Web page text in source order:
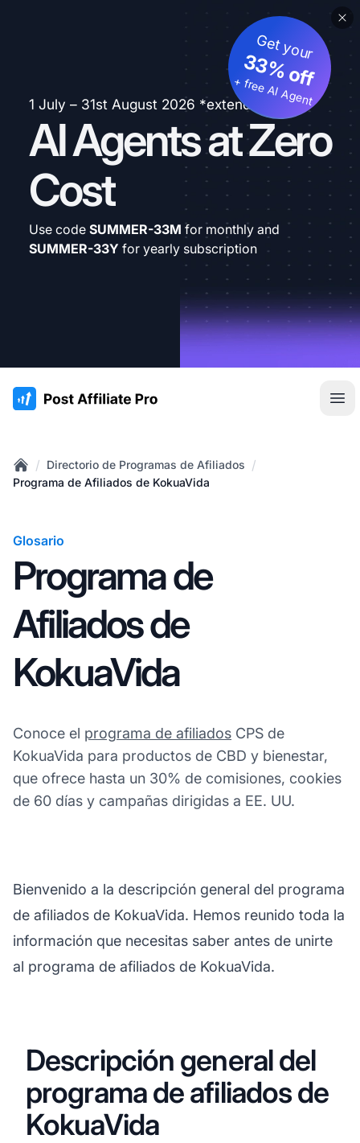
1 July – 31st August 2026 *extended
AI Agents at Zero
Cost
Get your
33% off
+ free AI Agent
Use code SUMMER-33M for monthly and
SUMMER-33Y for yearly subscription
:site.title
Home
/ Directorio de Programas de Afiliados /
Programa de Afiliados de KokuaVida
Glosario
Programa de
Afiliados de
KokuaVida
Conoce el programa de afiliados CPS de
KokuaVida para productos de CBD y bienestar,
que ofrece hasta un 30% de comisiones, cookies
de 60 días y campañas dirigidas a EE. UU.
Bienvenido a la descripción general del programa
de afiliados de KokuaVida. Hemos reunido toda la
información que necesitas saber antes de unirte
al programa de afiliados de KokuaVida.
Descripción general del
programa de afiliados de
KokuaVida